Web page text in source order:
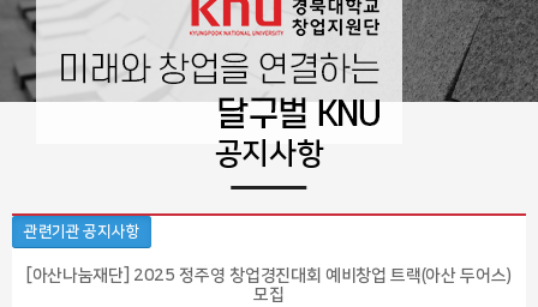
공지사항
관련기관 공지사항
[아산나눔재단] 2025 정주영 창업경진대회 예비창업 트랙(아산 두어스)
모집